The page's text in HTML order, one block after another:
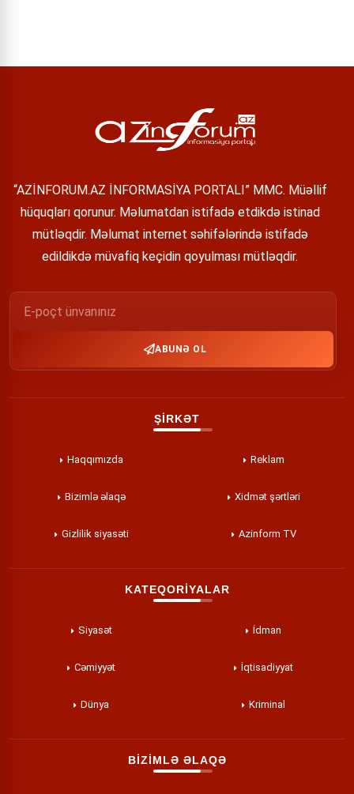
“AZİNFORUM.AZ İNFORMASİYA PORTALI” MMC. Müəllif
hüquqları qorunur. Məlumatdan istifadə etdikdə istinad
mütləqdir. Məlumat internet səhifələrində istifadə
edildikdə müvafiq keçidin qoyulması mütləqdir.
ABUNƏ OL
ŞİRKƏT
Haqqımızda Reklam
Bizimlə əlaqə Xidmət şərtləri
Gizlilik siyasəti Azinform TV
KATEQORİYALAR
Siyasət İdman
Cəmiyyət İqtisadiyyat
Dünya Kriminal
BİZİMLƏ ƏLAQƏ